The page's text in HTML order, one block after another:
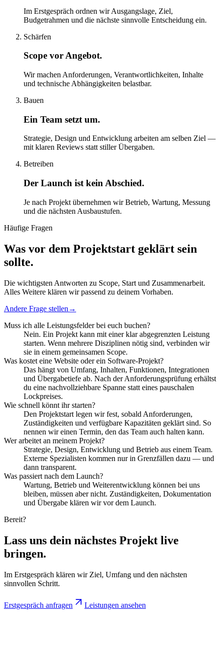
Im Erstgespräch ordnen wir Ausgangslage, Ziel,
Budgetrahmen und die nächste sinnvolle Entscheidung ein.
Schärfen
Scope vor Angebot.
Wir machen Anforderungen, Verantwortlichkeiten, Inhalte
und technische Abhängigkeiten belastbar.
Bauen
Ein Team setzt um.
Strategie, Design und Entwicklung arbeiten am selben Ziel —
mit klaren Reviews statt stiller Übergaben.
Betreiben
Der Launch ist kein Abschied.
Je nach Projekt übernehmen wir Betrieb, Wartung, Messung
und die nächsten Ausbaustufen.
Häufige Fragen
Was vor dem Projektstart geklärt sein
sollte.
Die wichtigsten Antworten zu Scope, Start und Zusammenarbeit.
Alles Weitere klären wir passend zu deinem Vorhaben.
Andere Frage stellen →
Muss ich alle Leistungsfelder bei euch buchen?
Nein. Ein Projekt kann mit einer klar abgegrenzten Leistung
starten. Wenn mehrere Disziplinen nötig sind, verbinden wir
sie in einem gemeinsamen Scope.
Was kostet eine Website oder ein Software-Projekt?
Das hängt von Umfang, Inhalten, Funktionen, Integrationen
und Übergabetiefe ab. Nach der Anforderungsprüfung erhältst
du eine nachvollziehbare Spanne statt eines pauschalen
Lockpreises.
Wie schnell könnt ihr starten?
Den Projektstart legen wir fest, sobald Anforderungen,
Zuständigkeiten und verfügbare Kapazitäten geklärt sind. So
nennen wir einen Termin, den das Team auch halten kann.
Wer arbeitet an meinem Projekt?
Strategie, Design, Entwicklung und Betrieb aus einem Team.
Externe Spezialisten kommen nur in Grenzfällen dazu — und
dann transparent.
Was passiert nach dem Launch?
Wartung, Betrieb und Weiterentwicklung können bei uns
bleiben, müssen aber nicht. Zuständigkeiten, Dokumentation
und Übergabe klären wir vor dem Launch.
Bereit?
Lass uns dein nächstes Projekt live
bringen.
Im Erstgespräch klären wir Ziel, Umfang und den nächsten
sinnvollen Schritt.
Erstgespräch anfragen Leistungen ansehen